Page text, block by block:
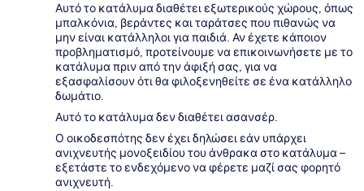
Αυτό το κατάλυμα διαθέτει εξωτερικούς χώρους, όπως
μπαλκόνια, βεράντες και ταράτσες που πιθανώς να
μην είναι κατάλληλοι για παιδιά. Αν έχετε κάποιον
προβληματισμό, προτείνουμε να επικοινωνήσετε με το
κατάλυμα πριν από την άφιξή σας, για να
εξασφαλίσουν ότι θα φιλοξενηθείτε σε ένα κατάλληλο
δωμάτιο.
Αυτό το κατάλυμα δεν διαθέτει ασανσέρ.
Ο οικοδεσπότης δεν έχει δηλώσει εάν υπάρχει
ανιχνευτής μονοξειδίου του άνθρακα στο κατάλυμα –
εξετάστε το ενδεχόμενο να φέρετε μαζί σας φορητό
ανιχνευτή.